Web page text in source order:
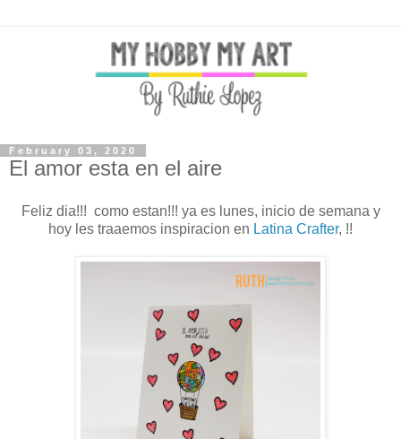
February 03, 2020
El amor esta en el aire
Feliz dia!!! como estan!!! ya es lunes, inicio de semana y
hoy les traaemos inspiracion en Latina Crafter, !!